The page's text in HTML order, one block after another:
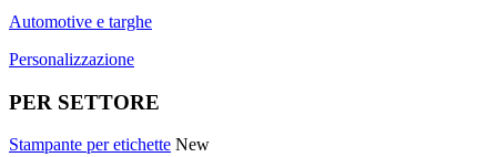
Automotive e targhe
Personalizzazione
PER SETTORE
Stampante per etichette New